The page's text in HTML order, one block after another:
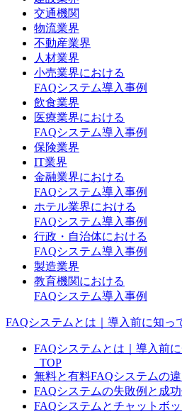
交通機関
物流業界
不動産業界
人材業界
小売業界における
FAQシステム導入事例
飲食業界
医療業界における
FAQシステム導入事例
保険業界
IT業界
金融業界における
FAQシステム導入事例
ホテル業界における
FAQシステム導入事例
行政・自治体における
FAQシステム導入事例
製造業界
教育機関における
FAQシステム導入事例
FAQシステムとは｜導入前に知っ
FAQシステムとは｜導入前
_TOP
無料と有料FAQシステムの
FAQシステムの失敗例と成功
FAQシステムとチャットボ